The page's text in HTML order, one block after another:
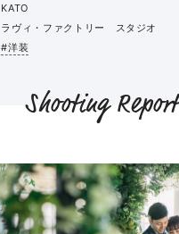
KATO
ラヴィ・ファクトリー スタジオ
#洋装
Shooting Report